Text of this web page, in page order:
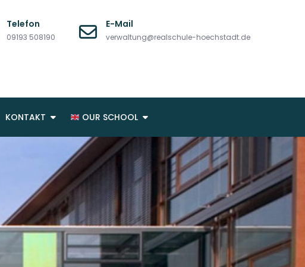
Telefon
09193 508190
E-Mail
verwaltung@realschule-hoechstadt.de
KONTAKT OUR SCHOOL